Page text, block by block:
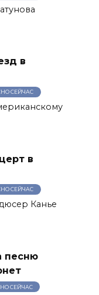
в
СЕЙЧАС
в
СЕЙЧАС
Канье
песню
СЕЙЧАС